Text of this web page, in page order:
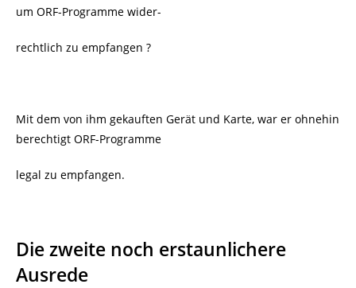
um ORF-Programme wider-
rechtlich zu empfangen ?
Mit dem von ihm gekauften Gerät und Karte, war er ohnehin
berechtigt ORF-Programme
legal zu empfangen.
Die zweite noch erstaunlichere
Ausrede